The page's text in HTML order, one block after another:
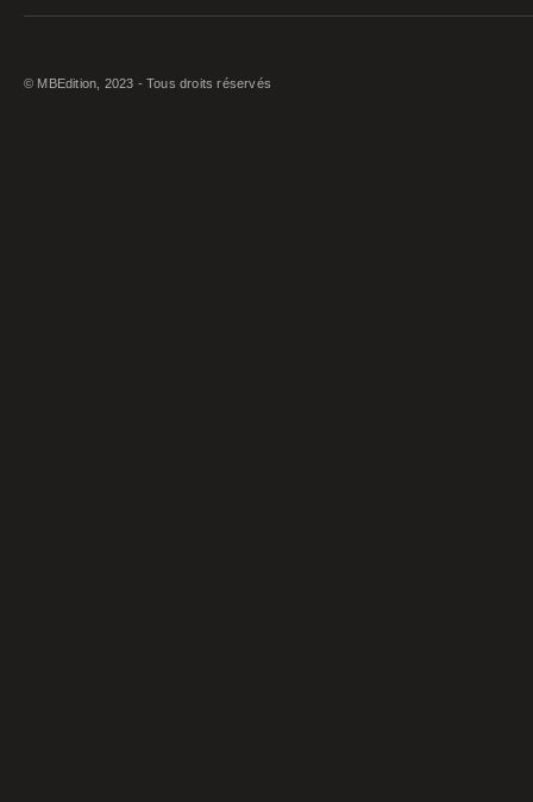
© MBEdition, 2023 - Tous droits réservés